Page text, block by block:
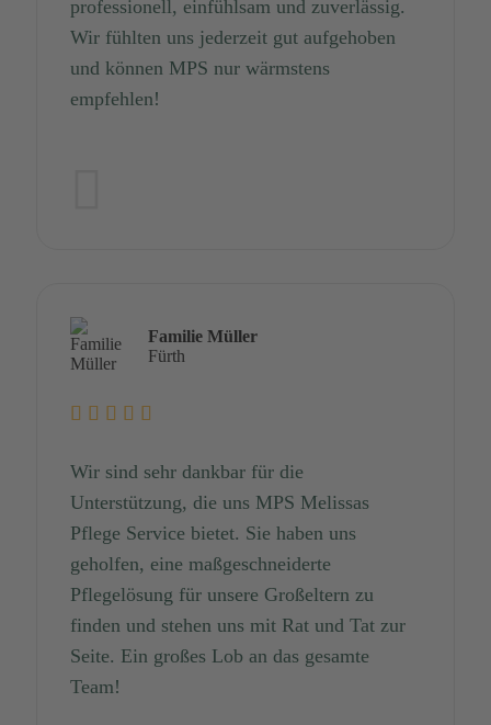
professionell, einfühlsam und zuverlässig.
Wir fühlten uns jederzeit gut aufgehoben
und können MPS nur wärmstens
empfehlen!
Familie Müller
Fürth
Wir sind sehr dankbar für die
Unterstützung, die uns MPS Melissas
Pflege Service bietet. Sie haben uns
geholfen, eine maßgeschneiderte
Pflegelösung für unsere Großeltern zu
finden und stehen uns mit Rat und Tat zur
Seite. Ein großes Lob an das gesamte
Team!